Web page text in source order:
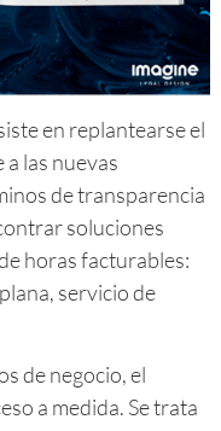
en replantearse el
las nuevas
de transparencia
soluciones
horas facturables:
servicio de
de negocio, el
a medida. Se trata